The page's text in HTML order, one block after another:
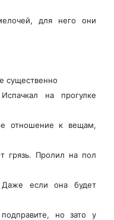
для него они
существенно
на прогулке
отношение к вещам,
грязь. Пролил на пол
если она будет
но зато у